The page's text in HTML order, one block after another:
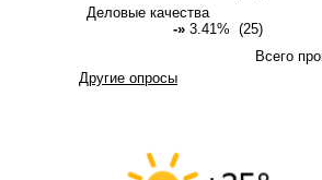
Деловые качества
-» 3.41% (25)
Всего
Другие опросы